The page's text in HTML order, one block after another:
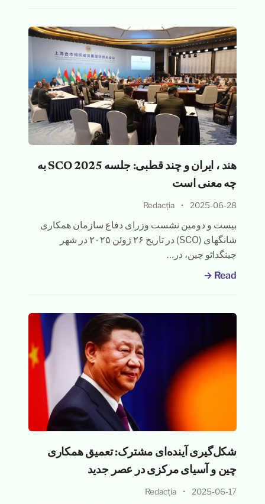
هند ، ایران و چند قطبی: جلسه SCO 2025 به
چه معنی است
2025-06-28
•
Redacția
بیست و دومین نشست وزرای دفاع سازمان همکاری
شانگهای (SCO) در تاریخ ۲۶ ژوئن ۲۰۲۵ در شهر
چینگدائو چین، در…
Read →
شکل‌گیری آینده‌ای مشترک: تعمیق همکاری
چین و آسیای مرکزی در عصر جدید
2025-06-17
•
Redacția